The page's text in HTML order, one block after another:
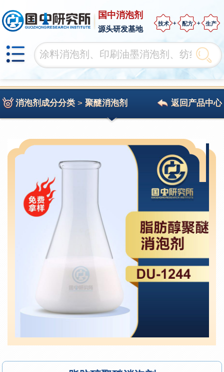
国中消泡剂
源头研发基地
技术 配方 生产
消泡剂成分分类> 聚醚消泡剂 返回产品中心